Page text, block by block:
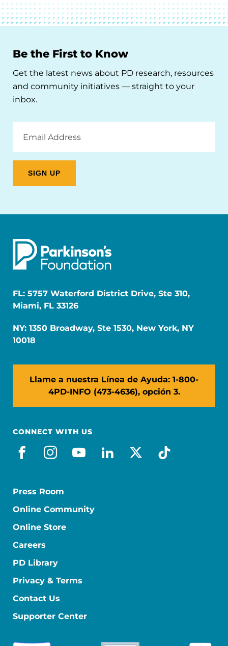
Be the First to Know
Get the latest news about PD research, resources
and community initiatives — straight to your
inbox.
Address
FL: 5757 Waterford District Drive, Ste 310,
Miami, FL 33126
NY: 1350 Broadway, Ste 1530, New York, NY
10018
Llame a nuestra Línea de Ayuda: 1-800-
4PD-INFO (473-4636), opción 3.
CONNECT WITH US
facebook_es
instagram
youtube
linkedin
x-socialtiktok
Press Room
Online Community
Online Store
Careers
PD Library
Privacy & Terms
Contact Us
Supporter Center